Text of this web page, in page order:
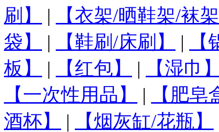
刷】
|
【衣架/晒鞋架/袜
袋】
| 【鞋刷/床刷】 |
板】
| 【红包】 |
【湿巾
【一次性用品】
|
【肥皂
酒杯】
| 【烟灰缸/花瓶】